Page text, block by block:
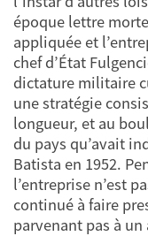
époque lettre
appliquée et
chef d’État
dictature militaire
une stratégie
longueur, et au
du pays qu’avait
Batista en 1952.
l’entreprise n’est
continué à faire
parvenant pas à